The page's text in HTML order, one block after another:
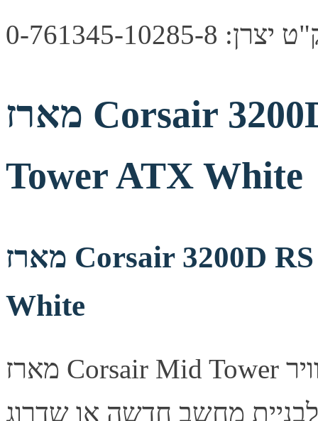
0-761345-10285-8
מארז Corsair 3200D RS ARGB Mid
Tower ATX White
מארז Corsair 3200D RS ARGB Mid Tower ATX
White
מארז Corsair Mid Tower מעוצב היטב, מספק זרימת אוויר